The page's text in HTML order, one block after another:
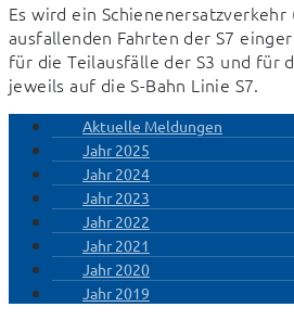
Es wird ein
ausfallenden Fahrten der S7
für die Teilausfälle der S3 und für
jeweils auf die S-Bahn Linie S7.
Aktuelle Meldungen
Jahr 2025
Jahr 2024
Jahr 2023
Jahr 2022
Jahr 2021
Jahr 2020
Jahr 2019